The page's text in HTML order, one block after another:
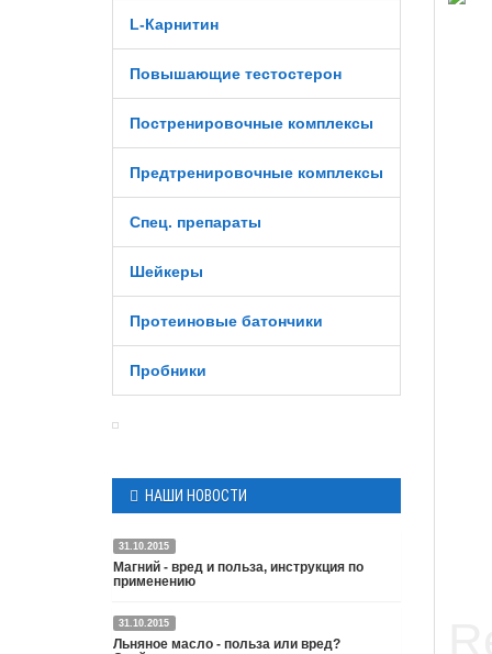
L-Карнитин
Повышающие тестостерон
Постренировочные комплексы
Предтренировочные комплексы
Спец. препараты
Шейкеры
Протеиновые батончики
Пробники
НАШИ НОВОСТИ
31.10.2015
Магний - вред и польза, инструкция по
применению
31.10.2015
Льняное масло - польза или вред?